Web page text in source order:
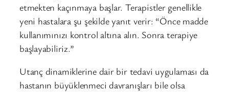
etmekten kaçınmaya başlar. Terapistler genellikle
yeni hastalara şu şekilde yanıt verir: “Önce madde
kullanımınızı kontrol altına alın. Sonra terapiye
başlayabiliriz.”
Utanç dinamiklerine dair bir tedavi uygulaması da
hastanın büyüklenmeci davranışları bile olsa